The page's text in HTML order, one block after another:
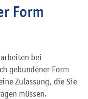
Form
bei
gebundener Form
Zulassung, die Sie
müssen.